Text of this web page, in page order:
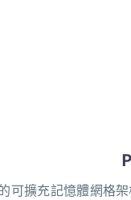
可擴充記憶體網格